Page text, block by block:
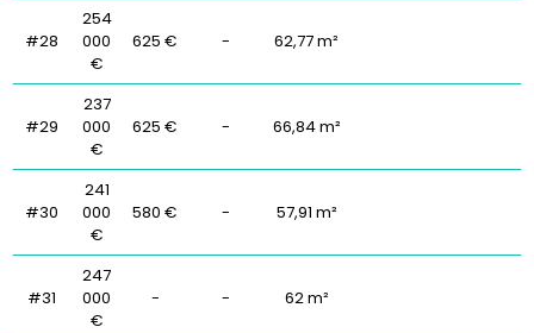
#28
254
000
€
625 € - 62,77 m²
#29
237
000
€
625 € - 66,84 m²
#30
241
000
€
580 € - 57,91 m²
#31
247
000
€
- - 62 m²